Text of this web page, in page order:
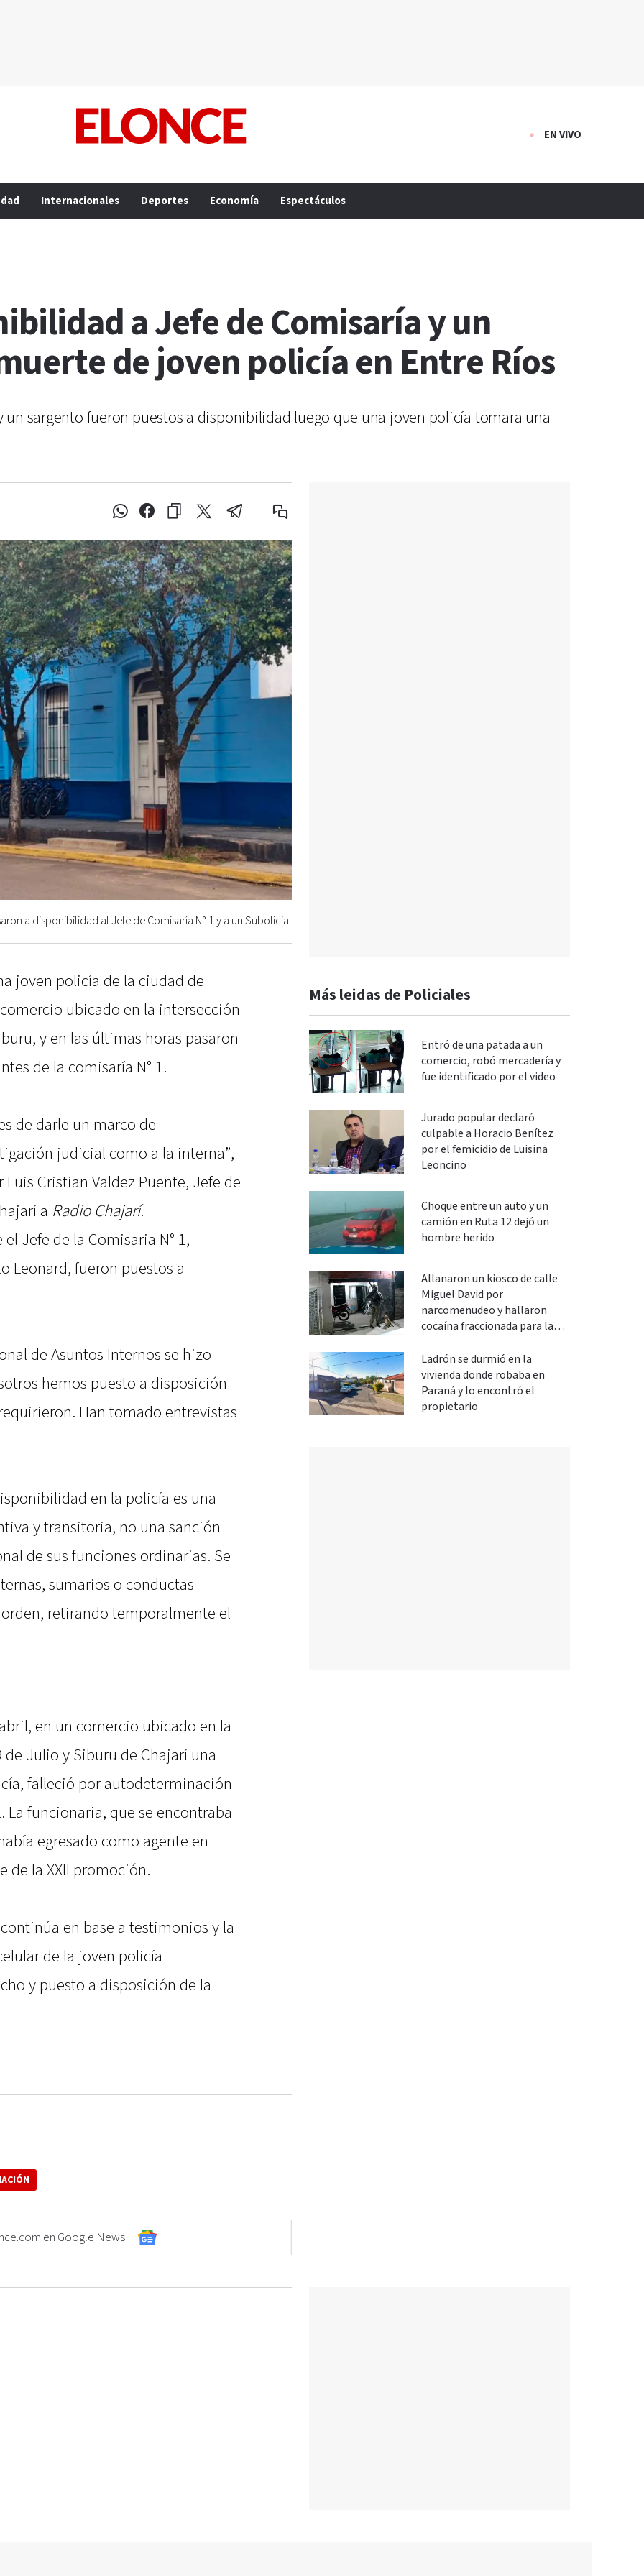
EN VIVO
Internacionales Deportes Economía Espectáculos
a Jefe de Comisaría y un
de joven policía en Entre Ríos
un sargento fueron puestos a disponibilidad luego que una joven policía tomara una
a disponibilidad al Jefe de Comisaría N° 1 y a un Suboficial
joven policía de la ciudad de
ubicado en la intersección
y en las últimas horas pasaron
de la comisaría N° 1.
de darle un marco de
judicial como a la interna”,
Cristian Valdez Puente, Jefe de
a Radio Chajarí.
Jefe de la Comisaria N° 1,
Leonard, fueron puestos a
de Asuntos Internos se hizo
hemos puesto a disposición
Han tomado entrevistas
en la policía es una
y transitoria, no una sanción
de sus funciones ordinarias. Se
sumarios o conductas
retirando temporalmente el
en un comercio ubicado en la
Julio y Siburu de Chajarí una
falleció por autodeterminación
funcionaria, que se encontraba
egresado como agente en
de la XXII promoción.
en base a testimonios y la
de la joven policía
y puesto a disposición de la
en Google News
Más leidas de Policiales
Entró de una patada a un
comercio, robó mercadería y
fue identificado por el video
Jurado popular declaró
culpable a Horacio Benítez
por el femicidio de Luisina
Leoncino
Choque entre un auto y un
camión en Ruta 12 dejó un
hombre herido
Allanaron un kiosco de calle
Miguel David por
narcomenudeo y hallaron
cocaína fraccionada para la
Ladrón se durmió en la
vivienda donde robaba en
Paraná y lo encontró el
propietario